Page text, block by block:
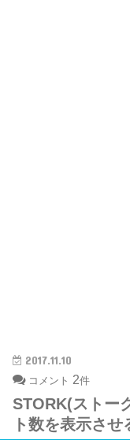
2017.11.10
コメント 2件
STORK(ストー
ト数を表示させ